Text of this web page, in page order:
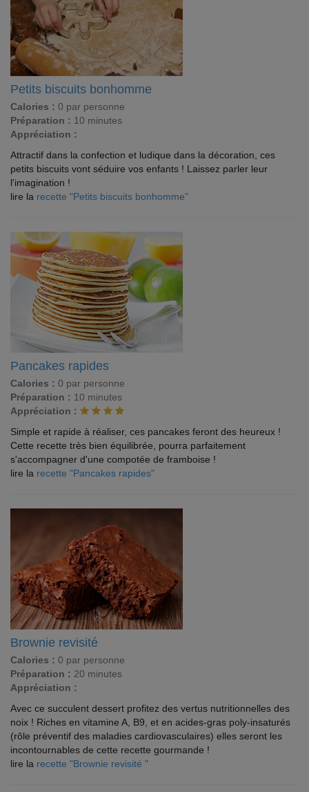
Petits biscuits bonhomme
Calories : 0 par personne
Préparation : 10 minutes
Appréciation :
Attractif dans la confection et ludique dans la décoration, ces
petits biscuits vont séduire vos enfants ! Laissez parler leur
l'imagination !
lire la recette "Petits biscuits bonhomme"
Pancakes rapides
Calories : 0 par personne
Préparation : 10 minutes
Appréciation :
Simple et rapide à réaliser, ces pancakes feront des heureux !
Cette recette très bien équilibrée, pourra parfaitement
s'accompagner d'une compotée de framboise !
lire la recette "Pancakes rapides"
Brownie revisité
Calories : 0 par personne
Préparation : 20 minutes
Appréciation :
Avec ce succulent dessert profitez des vertus nutritionnelles des
noix ! Riches en vitamine A, B9, et en acides-gras poly-insaturés
(rôle préventif des maladies cardiovasculaires) elles seront les
incontournables de cette recette gourmande !
lire la recette "Brownie revisité "